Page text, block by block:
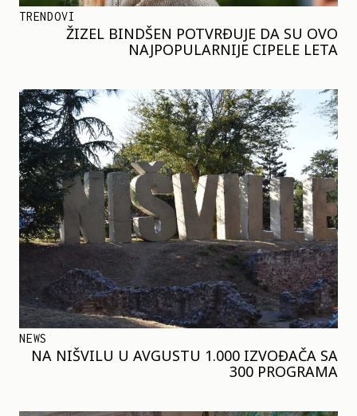
TRENDOVI
ŽIZEL BINDŠEN POTVRĐUJE DA SU OVO
NAJPOPULARNIJE CIPELE LETA
NEWS
NA NIŠVILU U AVGUSTU 1.000 IZVOĐAČA SA
300 PROGRAMA